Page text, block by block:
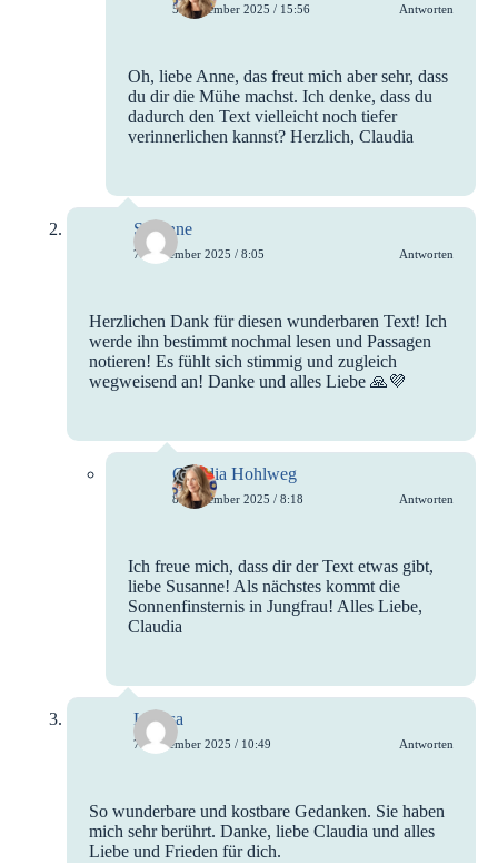
5. September 2025 / 15:56 Antworten
Oh, liebe Anne, das freut mich aber sehr, dass
du dir die Mühe machst. Ich denke, dass du
dadurch den Text vielleicht noch tiefer
verinnerlichen kannst? Herzlich, Claudia
Susanne
7. September 2025 / 8:05 Antworten
Herzlichen Dank für diesen wunderbaren Text! Ich
werde ihn bestimmt nochmal lesen und Passagen
notieren! Es fühlt sich stimmig und zugleich
wegweisend an! Danke und alles Liebe 🙏💜
Claudia Hohlweg
8. September 2025 / 8:18 Antworten
Ich freue mich, dass dir der Text etwas gibt,
liebe Susanne! Als nächstes kommt die
Sonnenfinsternis in Jungfrau! Alles Liebe,
Claudia
Larissa
7. September 2025 / 10:49 Antworten
So wunderbare und kostbare Gedanken. Sie haben
mich sehr berührt. Danke, liebe Claudia und alles
Liebe und Frieden für dich.